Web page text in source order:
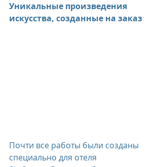
Уникальные произведения
искусства, созданные на заказ
Почти все работы были созданы
специально для отеля